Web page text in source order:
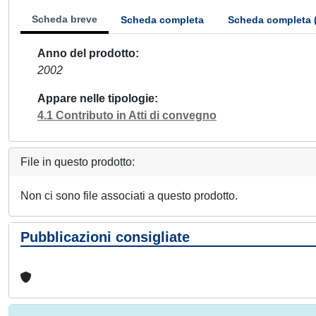
Scheda breve Scheda completa Scheda completa
Anno del prodotto
2002
Appare nelle tipologie
4.1 Contributo in Atti di convegno
File in questo prodotto:
Non ci sono file associati a questo prodotto.
Pubblicazioni consigliate